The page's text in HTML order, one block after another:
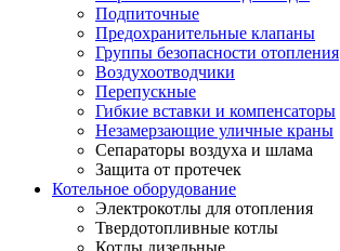
Подпиточные
Предохранительные клапаны
Группы безопасности отопления
Воздухоотводчики
Перепускные
Гибкие вставки и компенсаторы
Незамерзающие уличные краны
Сепараторы воздуха и шлама
Защита от протечек
Котельное оборудование
Электрокотлы для отопления
Твердотопливные котлы
Котлы дизельные